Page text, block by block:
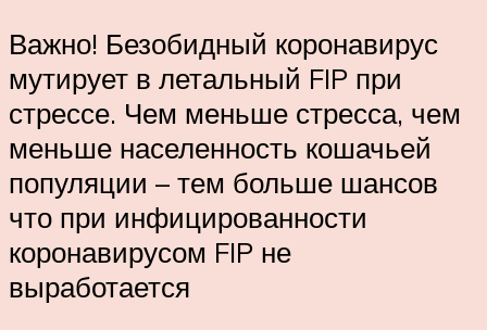
Важно! Безобидный коронавирус
мутирует в летальный FIP при
стрессе. Чем меньше стресса, чем
меньше населенность кошачьей
популяции – тем больше шансов
что при инфицированности
коронавирусом FIP не
выработается